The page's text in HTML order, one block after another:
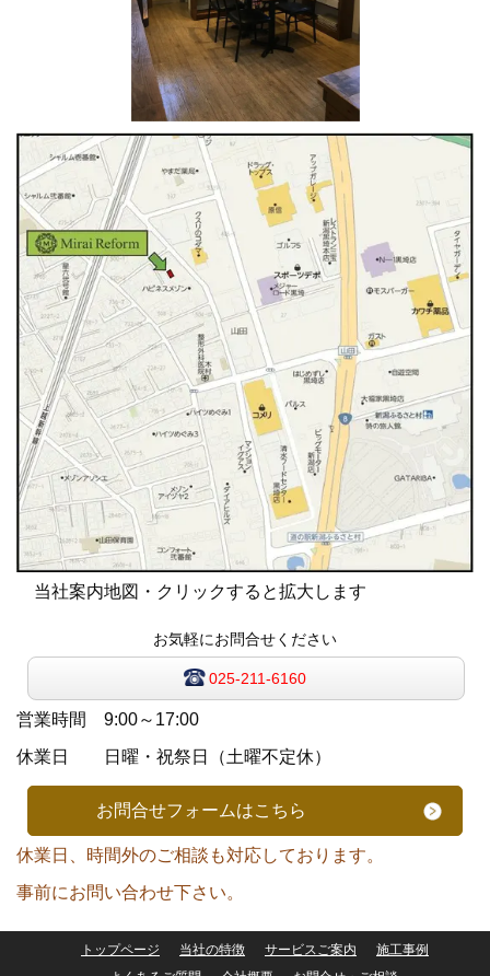
当社案内地図・クリックすると拡大します
お気軽にお問合せください
025-211-6160
営業時間 9:00～17:00
休業日 日曜・祝祭日（土曜不定休）
お問合せフォームはこちら
休業日、時間外のご相談も対応しております。
事前にお問い合わせ下さい。
トップページ 当社の特徴 サービスご案内
施工事例